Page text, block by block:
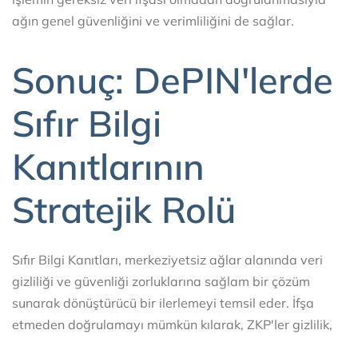
ağın genel güvenliğini ve verimliliğini de sağlar.
Sonuç: DePIN'lerde
Sıfır Bilgi
Kanıtlarının
Stratejik Rolü
Sıfır Bilgi Kanıtları, merkeziyetsiz ağlar alanında veri
gizliliği ve güvenliği zorluklarına sağlam bir çözüm
sunarak dönüştürücü bir ilerlemeyi temsil eder. İfşa
etmeden doğrulamayı mümkün kılarak, ZKP'ler gizlilik,